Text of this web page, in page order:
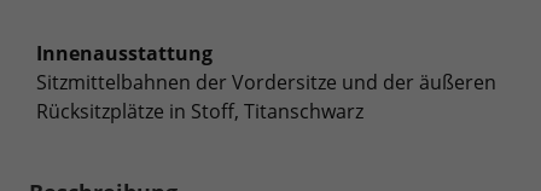
Innenausstattung
Sitzmittelbahnen der Vordersitze und der äußeren
Rücksitzplätze in Stoff, Titanschwarz